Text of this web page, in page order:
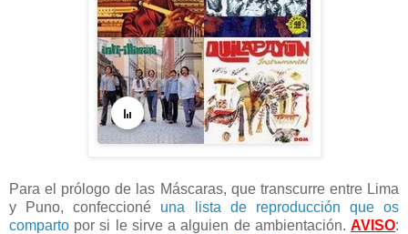
Para el prólogo de las Máscaras, que transcurre entre Lima
y Puno, confeccioné una lista de reproducción que os
comparto por si le sirve a alguien de ambientación. AVISO: